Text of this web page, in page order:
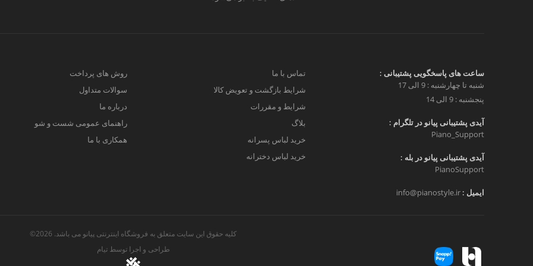
ساعت های پاسخگویی پشتیبانی :
شنبه تا چهارشنبه : 9 الی 17
پنجشنبه : 9 الی 14
آیدی پشتیبانی پیانو در تلگرام :
Piano_Support
آیدی پشتیبانی پیانو در بله :
PianoSupport
ایمیل : info@pianostyle.ir
تماس با ما
شرایط بازگشت و تعویض کالا
شرایط و مقررات
بلاگ
خرید لباس پسرانه
خرید لباس دخترانه
روش های پرداخت
سوالات متداول
درباره ما
راهنمای عمومی شست و شو
همکاری با ما
کلیه حقوق این سایت متعلق به فروشگاه اینترنتی پیانو می باشد. 2026©
طراحی و اجرا توسطتیام